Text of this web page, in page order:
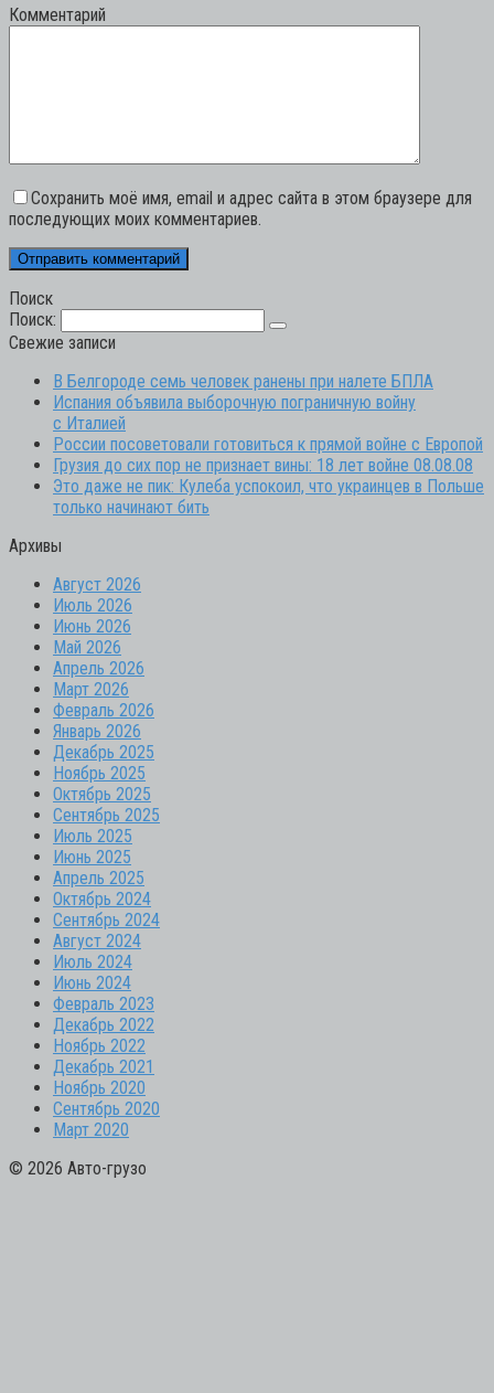
Комментарий
Сохранить моё имя, email и адрес сайта в этом браузере для
последующих моих комментариев.
Поиск
Поиск:
Свежие записи
В Белгороде семь человек ранены при налете БПЛА
Испания объявила выборочную пограничную войну
с Италией
России посоветовали готовиться к прямой войне с Европой
Грузия до сих пор не признает вины: 18 лет войне 08.08.08
Это даже не пик: Кулеба успокоил, что украинцев в Польше
только начинают бить
Архивы
Август 2026
Июль 2026
Июнь 2026
Май 2026
Апрель 2026
Март 2026
Февраль 2026
Январь 2026
Декабрь 2025
Ноябрь 2025
Октябрь 2025
Сентябрь 2025
Июль 2025
Июнь 2025
Апрель 2025
Октябрь 2024
Сентябрь 2024
Август 2024
Июль 2024
Июнь 2024
Февраль 2023
Декабрь 2022
Ноябрь 2022
Декабрь 2021
Ноябрь 2020
Сентябрь 2020
Март 2020
© 2026 Авто-грузо